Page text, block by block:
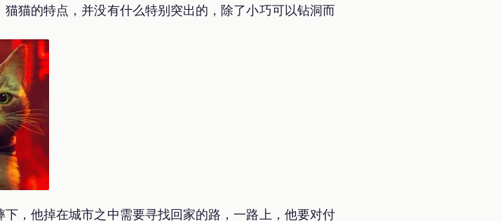
猫的特点，并没有什么特别突出的，除了小巧可以钻洞而
，他掉在城市之中需要寻找回家的路，一路上，他要对付